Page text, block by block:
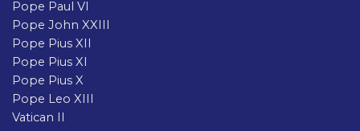
Pope Paul VI
Pope John XXIII
Pope Pius XII
Pope Pius XI
Pope Pius X
Pope Leo XIII
Vatican II